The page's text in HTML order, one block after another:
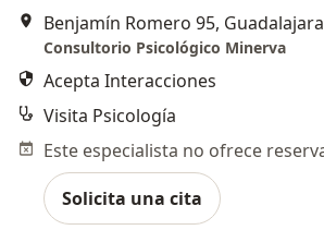
Benjamín Romero 95, Guadalajara
Consultorio Psicológico Minerva
Acepta Interacciones
Visita Psicología
Solicita una cita